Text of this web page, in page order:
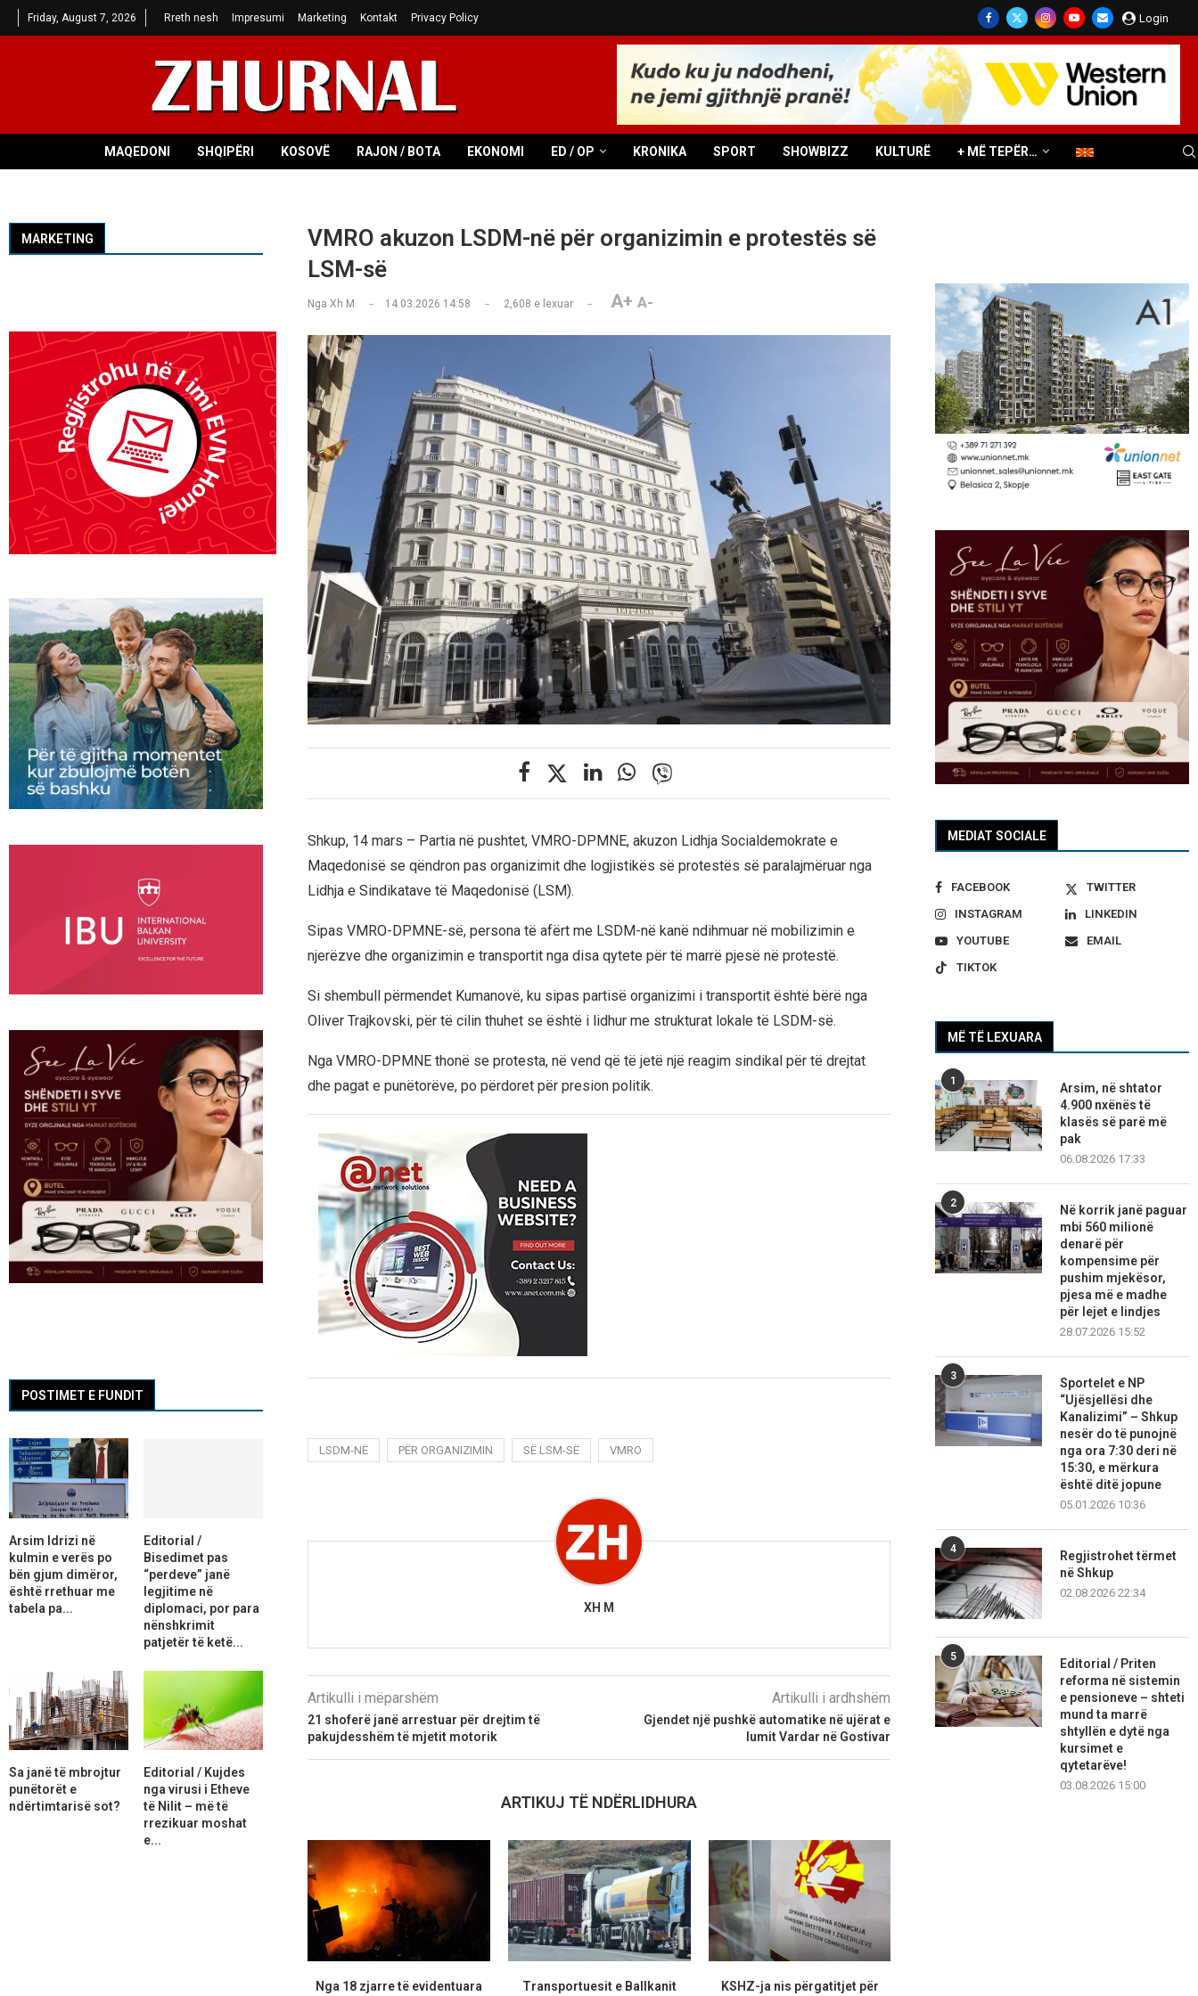
Friday, August 7, 2026 Rreth nesh Impresumi Marketing Kontakt Privacy Policy Login
MAQEDONI SHQIPËRI KOSOVË RAJON / BOTA EKONOMI ED / OP KRONIKA SPORT SHOWBIZZ KULTURË + MË TEPËR…
VMRO akuzon LSDM-në për organizimin e protestës së
LSM-së
Nga Xh M 14.03.2026 14:58 2,608 e lexuar A+ A-
Shkup, 14 mars – Partia në pushtet, VMRO-DPMNE, akuzon Lidhja Socialdemokrate e
Maqedonisë se qëndron pas organizimit dhe logjistikës së protestës së paralajmëruar nga
Lidhja e Sindikatave të Maqedonisë (LSM).
Sipas VMRO-DPMNE-së, persona të afërt me LSDM-në kanë ndihmuar në mobilizimin e
njerëzve dhe organizimin e transportit nga disa qytete për të marrë pjesë në protestë.
Si shembull përmendet Kumanovë, ku sipas partisë organizimi i transportit është bërë nga
Oliver Trajkovski, për të cilin thuhet se është i lidhur me strukturat lokale të LSDM-së.
Nga VMRO-DPMNE thonë se protesta, në vend që të jetë një reagim sindikal për të drejtat
dhe pagat e punëtorëve, po përdoret për presion politik.
LSDM-NË PËR ORGANIZIMIN SË LSM-SË VMRO
XH M
Artikulli i mëparshëm
21 shoferë janë arrestuar për drejtim të
pakujdesshëm të mjetit motorik
Artikulli i ardhshëm
Gjendet një pushkë automatike në ujërat e
lumit Vardar në Gostivar
ARTIKUJ TË NDËRLIDHURA
Nga 18 zjarre të evidentuara
Transportuesit e Ballkanit
KSHZ-ja nis përgatitjet për
MEDIAT SOCIALE
FACEBOOK
TWITTER
INSTAGRAM
LINKEDIN
YOUTUBE
EMAIL
TIKTOK
MË TË LEXUARA
1
Arsim, në shtator
4.900 nxënës të
klasës së parë më
pak
06.08.2026 17:33
2
Në korrik janë paguar
mbi 560 milionë
denarë për
kompensime për
pushim mjekësor,
pjesa më e madhe
për lejet e lindjes
28.07.2026 15:52
3
Sportelet e NP
“Ujësjellësi dhe
Kanalizimi” – Shkup
nesër do të punojnë
nga ora 7:30 deri në
15:30, e mërkura
është ditë jopune
05.01.2026 10:36
4
Regjistrohet tërmet
në Shkup
02.08.2026 22:34
5
Editorial / Priten
reforma në sistemin
e pensioneve – shteti
mund ta marrë
shtyllën e dytë nga
kursimet e
qytetarëve!
03.08.2026 15:00
MARKETING
POSTIMET E FUNDIT
Arsim Idrizi në
kulmin e verës po
bën gjum dimëror,
është rrethuar me
tabela pa...
Editorial /
Bisedimet pas
“perdeve” janë
legjitime në
diplomaci, por para
nënshkrimit
patjetër të ketë...
Sa janë të mbrojtur
punëtorët e
ndërtimtarisë sot?
Editorial / Kujdes
nga virusi i Etheve
të Nilit – më të
rrezikuar moshat
e...